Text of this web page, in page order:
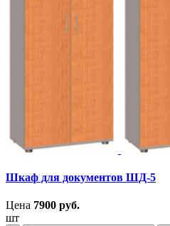
Шкаф для документов ШД-5
Цена 7900 руб.
шт